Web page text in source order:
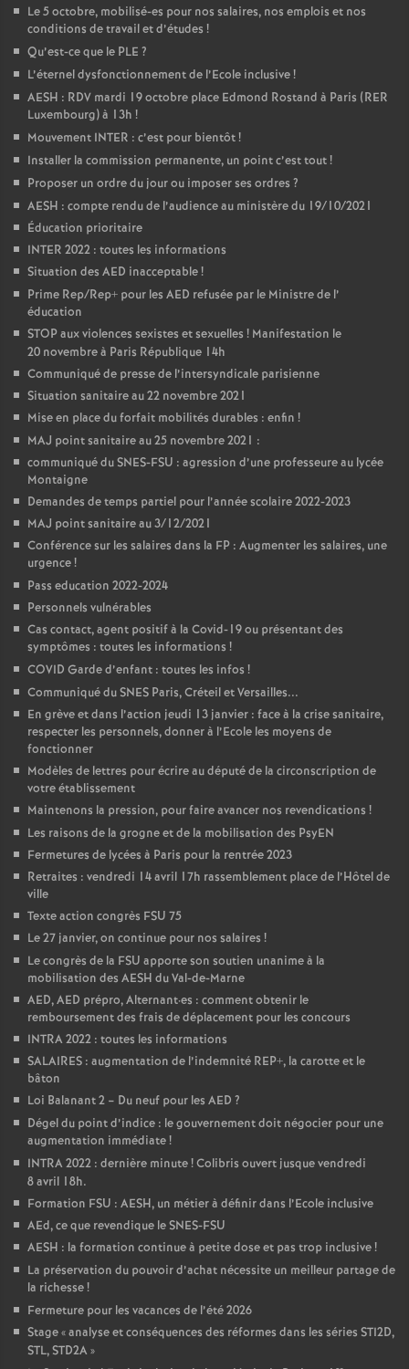
Le 5 octobre, mobilisé-es pour nos salaires, nos emplois et nos
conditions de travail et d’études !
Qu’est-ce que le PLE ?
L’éternel dysfonctionnement de l’Ecole inclusive!
AESH : RDV mardi 19 octobre place Edmond Rostand à Paris (RER
Luxembourg) à 13h !
Mouvement INTER : c’est pour bientôt!
Installer la commission permanente, un point c’est tout!
Proposer un ordre du jour ou imposer ses ordres ?
AESH : compte rendu de l’audience au ministère du 19/10/2021
Éducation prioritaire
INTER 2022 : toutes les informations
Situation des AED inacceptable!
Prime Rep/Rep+ pour les AED refusée par le Ministre de l’
éducation
STOP aux violences sexistes et sexuelles ! Manifestation le
20 novembre à Paris République 14h
Communiqué de presse de l’intersyndicale parisienne
Situation sanitaire au 22 novembre 2021
Mise en place du forfait mobilités durables : enfin !
MAJ point sanitaire au 25 novembre 2021 :
communiqué du SNES-FSU : agression d’une professeure au lycée
Montaigne
Demandes de temps partiel pour l’année scolaire 2022-2023
MAJ point sanitaire au 3/12/2021
Conférence sur les salaires dans la FP : Augmenter les salaires, une
urgence!
Pass education 2022-2024
Personnels vulnérables
Cas contact, agent positif à la Covid-19 ou présentant des
symptômes : toutes les informations !
COVID Garde d’enfant : toutes les infos !
Communiqué du SNES Paris, Créteil et Versailles...
En grève et dans l’action jeudi 13 janvier : face à la crise sanitaire,
respecter les personnels, donner à l’Ecole les moyens de
fonctionner
Modèles de lettres pour écrire au député de la circonscription de
votre établissement
Maintenons la pression, pour faire avancer nos revendications !
Les raisons de la grogne et de la mobilisation des PsyEN
Fermetures de lycées à Paris pour la rentrée 2023
Retraites : vendredi 14 avril 17h rassemblement place de l’Hôtel de
ville
Texte action congrès FSU 75
Le 27 janvier, on continue pour nos salaires !
Le congrès de la FSU apporte son soutien unanime à la
mobilisation des AESH du Val-de-Marne
AED, AED prépro, Alternant·es : comment obtenir le
remboursement des frais de déplacement pour les concours
INTRA 2022 : toutes les informations
SALAIRES : augmentation de l’indemnité REP+, la carotte et le
bâton
Loi Balanant 2 – Du neuf pour les AED ?
Dégel du point d’indice : le gouvernement doit négocier pour une
augmentation immédiate!
INTRA 2022 : dernière minute! Colibris ouvert jusque vendredi
8 avril 18h.
Formation FSU : AESH, un métier à définir dans l’Ecole inclusive
AEd, ce que revendique le SNES-FSU
AESH : la formation continue à petite dose et pas trop inclusive!
La préservation du pouvoir d’achat nécessite un meilleur partage de
la richesse!
Fermeture pour les vacances de l’été 2026
Stage «analyse et conséquences des réformes dans les séries STI2D,
STL, STD2A»